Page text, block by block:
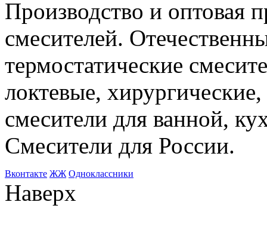
Производство и оптовая
смесителей.
термостатические
локтевые,
смесители для ванной,
Смесители для России.
Bконтакте ЖЖ Одноклассники
Наверх